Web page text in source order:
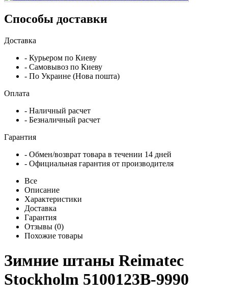
Способы доставки
Доставка
- Курьером по Киеву
- Самовывоз по Киеву
- По Украине (Нова пошта)
Оплата
- Наличный расчет
- Безналичный расчет
Гарантия
- Обмен/возврат товара в течении 14 дней
- Официальная гарантия от производителя
Все
Описание
Характеристики
Доставка
Гарантия
Отзывы (0)
Похожие товары
Зимние штаны Reimatec
Stockholm 5100123B-9990